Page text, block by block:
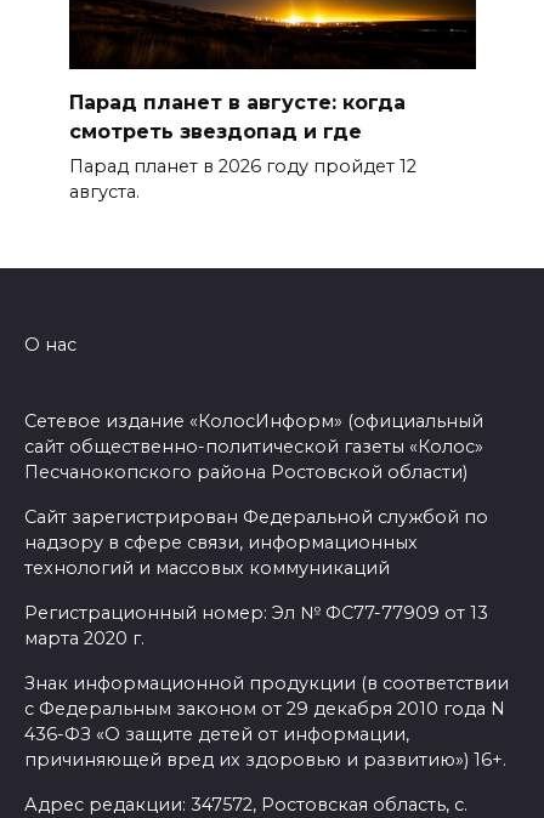
Парад планет в августе: когда
смотреть звездопад и где
Парад планет в 2026 году пройдет 12
августа.
О нас
Сетевое издание «КолосИнформ» (официальный
сайт общественно-политической газеты «Колос»
Песчанокопского района Ростовской области)
Сайт зарегистрирован Федеральной службой по
надзору в сфере связи, информационных
технологий и массовых коммуникаций
Регистрационный номер: Эл № ФС77-77909 от 13
марта 2020 г.
Знак информационной продукции (в соответствии
с Федеральным законом от 29 декабря 2010 года N
436-ФЗ «О защите детей от информации,
причиняющей вред их здоровью и развитию») 16+.
Адрес редакции: 347572, Ростовская область, с.